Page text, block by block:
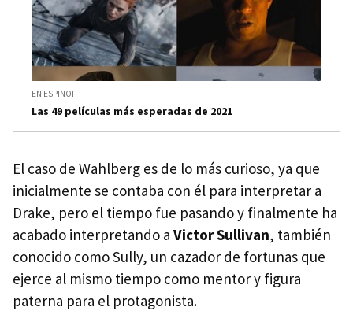
EN ESPINOF
Las 49 películas más esperadas de 2021
El caso de Wahlberg es de lo más curioso, ya que
inicialmente se contaba con él para interpretar a
Drake, pero el tiempo fue pasando y finalmente ha
acabado interpretando a Victor Sullivan, también
conocido como Sully, un cazador de fortunas que
ejerce al mismo tiempo como mentor y figura
paterna para el protagonista.